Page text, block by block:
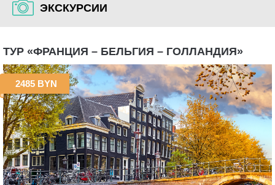
ЭКСКУРСИИ
ТУР «ФРАНЦИЯ – БЕЛЬГИЯ – ГОЛЛАНДИЯ»
2485 BYN